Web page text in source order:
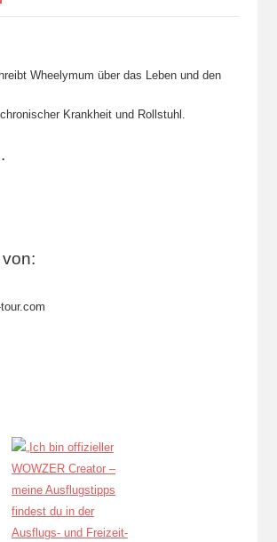
Wheelymum über das Leben und den
Krankheit und Rollstuhl.